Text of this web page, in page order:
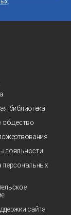
библиотека
общество
лояльности
персональных
сайта